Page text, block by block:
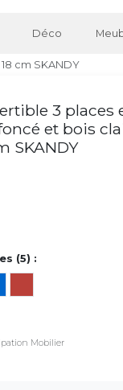
Déco
cm SKANDY
3 places
et bois
SKANDY
(5) :
Mobilier